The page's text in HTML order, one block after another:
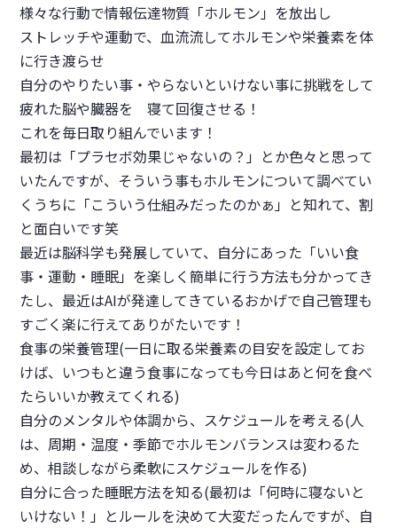
様々な行動で情報伝達物質「ホルモン」を放出し
ストレッチや運動で、血流流してホルモンや栄養素を体
に行き渡らせ
自分のやりたい事・やらないといけない事に挑戦をして
疲れた脳や臓器を 寝て回復させる！
これを毎日取り組んでいます！
最初は「プラセボ効果じゃないの？」とか色々と思って
いたんですが、そういう事もホルモンについて調べてい
くうちに「こういう仕組みだったのかぁ」と知れて、割
と面白いです笑
最近は脳科学も発展していて、自分にあった「いい食
事・運動・睡眠」を楽しく簡単に行う方法も分かってき
たし、最近はAIが発達してきているおかげで自己管理も
すごく楽に行えてありがたいです！
食事の栄養管理(一日に取る栄養素の目安を設定してお
けば、いつもと違う食事になっても今日はあと何を食べ
たらいいか教えてくれる)
自分のメンタルや体調から、スケジュールを考える(人
は、周期・温度・季節でホルモンバランスは変わるた
め、相談しながら柔軟にスケジュールを作る)
自分に合った睡眠方法を知る(最初は「何時に寝ないと
いけない！」とルールを決めて大変だったんですが、自